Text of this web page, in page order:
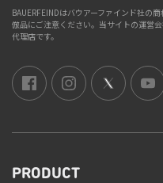
BAUERFEINDはバウアーファインド社の
倣品にご注意ください。当サイトの運営
代理店です。
PRODUCT